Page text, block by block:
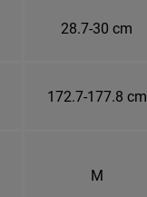
28.7-30 cm
172.7-177.8 cm
M